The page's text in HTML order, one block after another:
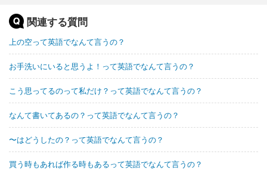
関連する質問
上の空って英語でなんて言うの？
お手洗いにいると思うよ！って英語でなんて言うの？
こう思ってるのって私だけ？って英語でなんて言うの？
なんて書いてあるの？って英語でなんて言うの？
〜はどうしたの？って英語でなんて言うの？
買う時もあれば作る時もあるって英語でなんて言うの？